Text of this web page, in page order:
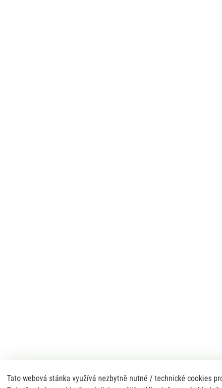
Tato webová stánka využívá nezbytně nutné / technické cookies